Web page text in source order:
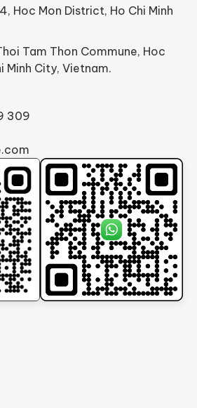
Hoc Mon District, Ho Chi Minh
Tam Thon Commune, Hoc
Minh City, Vietnam.
309